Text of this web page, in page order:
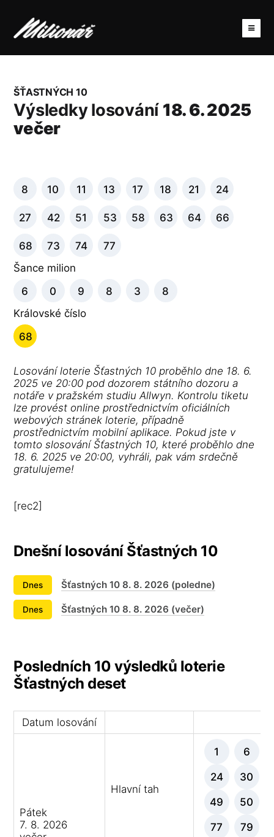
ŠŤASTNÝCH 10
Výsledky losování 18. 6. 2025
večer
8 10 11 13 17 18 21 24
27 42 51 53 58 63 64 66
68 73 74
77
Šance milion
6
0 9 8 3
8
Královské číslo
68
Losování loterie Šťastných 10 proběhlo dne 18. 6.
2025 ve 20:00 pod dozorem státního dozoru a
notáře v pražském studiu Allwyn. Kontrolu tiketu
lze provést online prostřednictvím oficiálních
webových stránek loterie, případně
prostřednictvím mobilní aplikace. Pokud jste v
tomto slosování Šťastných 10, které proběhlo dne
18. 6. 2025 ve 20:00, vyhráli, pak vám srdečně
gratulujeme!
[rec2]
Dnešní losování Šťastných 10
Dnes Šťastných 10 8. 8. 2026 (poledne)
Dnes Šťastných 10 8. 8. 2026 (večer)
Posledních 10 výsledků loterie
Šťastných deset
Datum losování
Pátek
7. 8. 2026
Hlavní tah
1 6
24 30
49 50
77 79